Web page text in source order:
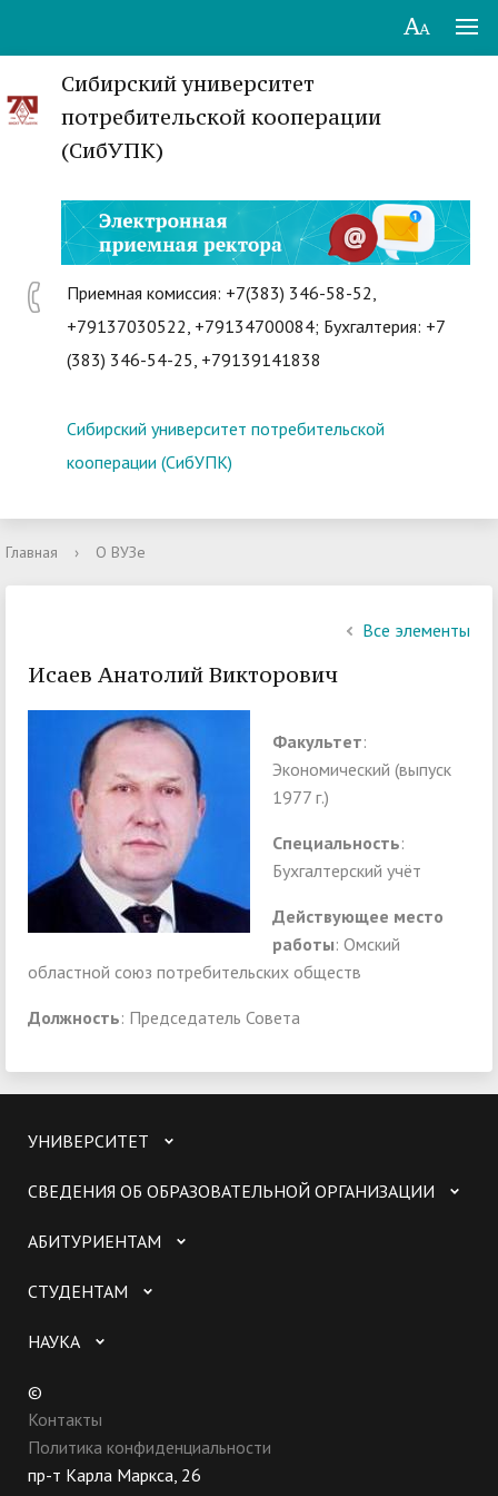
Сибирский университет
потребительской кооперации
(СибУПК)
Приемная комиссия: +7(383) 346-58-52,
+79137030522, +79134700084; Бухгалтерия: +7
(383) 346-54-25, +79139141838
Сибирский университет потребительской
кооперации (СибУПК)
Главная › О ВУЗе
Все элементы
Исаев Анатолий Викторович
Факультет:
Экономический (выпуск
1977 г.)
Специальность:
Бухгалтерский учёт
Действующее место
работы: Омский
областной союз потребительских обществ
Должность: Председатель Совета
УНИВЕРСИТЕТ
СВЕДЕНИЯ ОБ ОБРАЗОВАТЕЛЬНОЙ ОРГАНИЗАЦИИ
АБИТУРИЕНТАМ
СТУДЕНТАМ
НАУКА
©
Контакты
Политика конфиденциальности
пр-т Карла Маркса, 26